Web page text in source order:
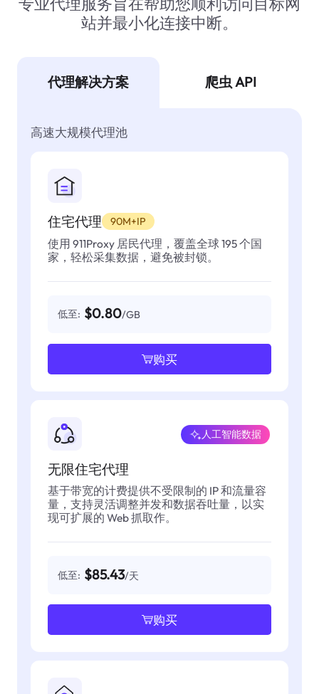
站并最小化连接中断。
代理解决方案 爬虫 API
高速大规模代理池
住宅代理 90M+IP
使用 911Proxy 居民代理，覆盖全球 195 个国
家，轻松采集数据，避免被封锁。
低至: $0.80/GB
购买
无限住宅代理
人工智能数据
基于带宽的计费提供不受限制的 IP 和流量容
量，支持灵活调整并发和数据吞吐量，以实
现可扩展的 Web 抓取作。
低至: $85.43/天
购买